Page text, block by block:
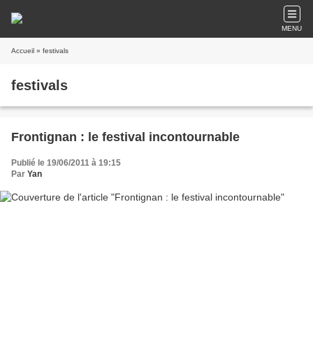
MENU
Accueil » festivals
festivals
Frontignan : le festival incontournable
Publié le 19/06/2011 à 19:15
Par Yan